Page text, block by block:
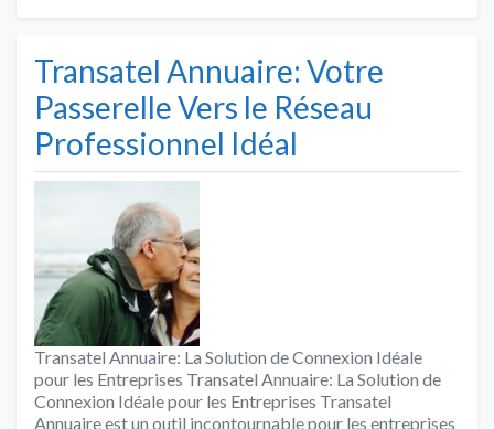
Transatel Annuaire: Votre
Passerelle Vers le Réseau
Professionnel Idéal
Transatel Annuaire: La Solution de Connexion Idéale
pour les Entreprises Transatel Annuaire: La Solution de
Connexion Idéale pour les Entreprises Transatel
Annuaire est un outil incontournable pour les entreprises